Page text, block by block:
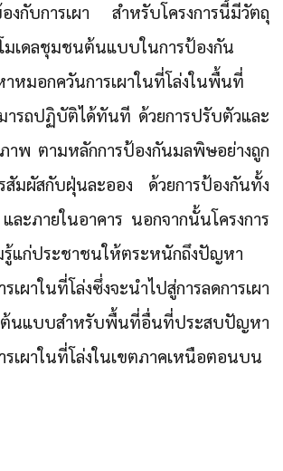
องกับการเผา สำหรับโครงการนี้มีวัตถุ
มเดลชุมชนต้นแบบในการป้องกัน
หมอกควันการเผาในที่โล่งในพื้นที่
ารถปฏิบัติได้ทันที ด้วยการปรับตัวและ
พ ตามหลักการป้องกันมลพิษอย่างถูก
มผัสกับฝุ่นละออง ด้วยการป้องกันทั้ง
ละภายในอาคาร นอกจากนั้นโครงการ
รู้แก่ประชาชนให้ตระหนักถึงปัญหา
เผาในที่โล่งซึ่งจะนำไปสู่การลดการเผา
ต้นแบบสำหรับพื้นที่อื่นที่ประสบปัญหา
เผาในที่โล่งในเขตภาคเหนือตอนบน